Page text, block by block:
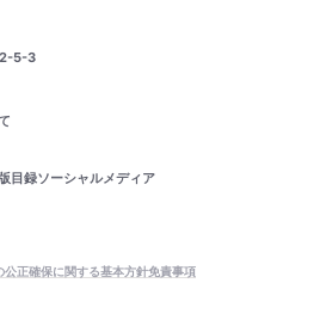
2-5-3
目録ソーシャルメディア
公正確保に関する基本方針免責事項